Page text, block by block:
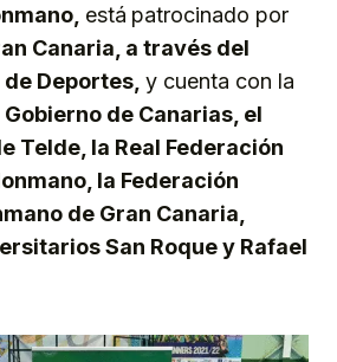
está patrocinado por
Canaria, a través del
Deportes, y cuenta con la
Gobierno de Canarias, el
Telde, la Real Federación
la Federación
de Gran Canaria,
San Roque y Rafael